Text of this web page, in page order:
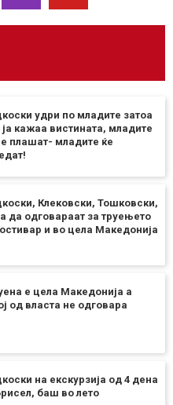
удри по младите затоа
кажаа вистината, младите
плашат- младите ќе
Клековски, Тошковски,
да одговараат за труењето
и во цела Македонија
е цела Македонија а
од власта не одговара
на екскурзија од 4 дена
баш во лето